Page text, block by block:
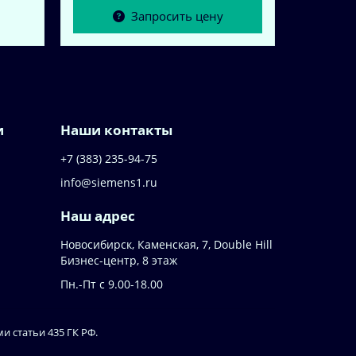
Запросить цену
Наши контакты
+7 (383) 235-94-75
info@siemens1.ru
Наш адрес
Новосибирск, Каменская, 7, Double Hill
​Бизнес-центр, 8 этаж
Пн.-Пт с 9.00-18.00
статьи 435 ГК РФ.